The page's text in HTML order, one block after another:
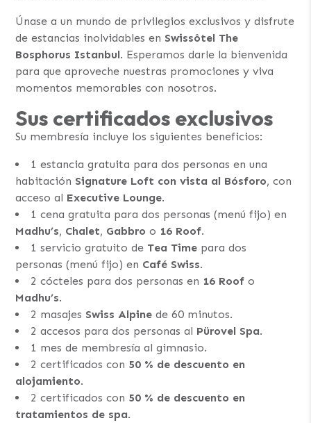
Únase a un mundo de privilegios exclusivos y disfrute
de estancias inolvidables en Swissôtel The
Bosphorus Istanbul. Esperamos darle la bienvenida
para que aproveche nuestras promociones y viva
momentos memorables con nosotros.
Sus certificados exclusivos
Su membresía incluye los siguientes beneficios:
1 estancia gratuita para dos personas en una
habitación Signature Loft con vista al Bósforo, con
acceso al Executive Lounge.
1 cena gratuita para dos personas (menú fijo) en
Madhu’s, Chalet, Gabbro o 16 Roof.
1 servicio gratuito de Tea Time para dos
personas (menú fijo) en Café Swiss.
2 cócteles para dos personas en 16 Roof o
Madhu’s.
2 masajes Swiss Alpine de 60 minutos.
2 accesos para dos personas al Pürovel Spa.
1 mes de membresía al gimnasio.
2 certificados con 50 % de descuento en
alojamiento.
2 certificados con 50 % de descuento en
tratamientos de spa.